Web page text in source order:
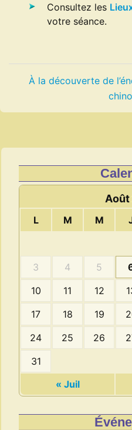
Consultez les
votre séance.
Navigation
d’article
À la découverte de
Août
L M M
3
4 5
10
11 12
17
18 19
24
25 26
31
« Juil